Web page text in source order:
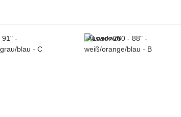
Ausverkauft